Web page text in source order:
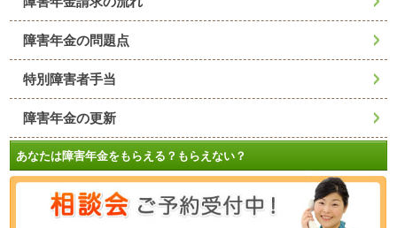
障害年金の問題点
特別障害者手当
障害年金の更新
あなたは障害年金をもらえる？もらえない？